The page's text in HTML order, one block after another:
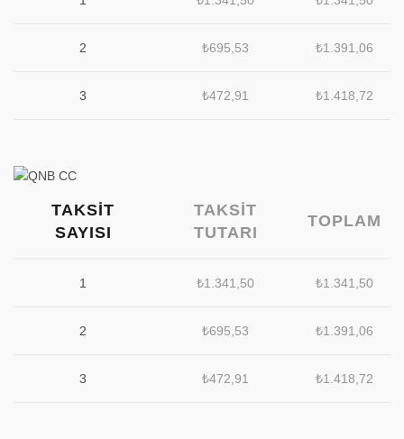
2 ₺695,53 ₺1.391,06
3 ₺472,91 ₺1.418,72
TAKSIT
SAYISI
TAKSIT
TUTARI
TOPLAM
1 ₺1.341,50 ₺1.341,50
2 ₺695,53 ₺1.391,06
3 ₺472,91 ₺1.418,72